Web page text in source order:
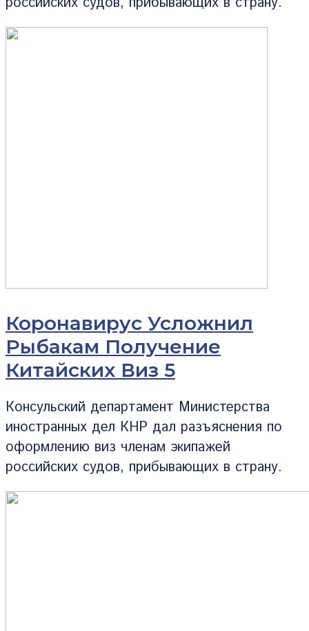
Коронавирус Усложнил
Рыбакам Получение
Китайских Виз 5
Консульский департамент Министерства
иностранных дел КНР дал разъяснения по
оформлению виз членам экипажей
российских судов, прибывающих в страну.